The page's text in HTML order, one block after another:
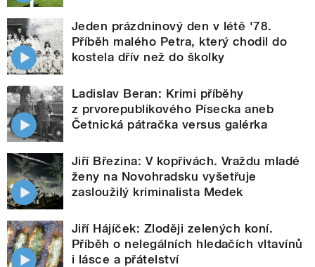
Jeden prázdninový den v létě '78.
Příběh malého Petra, který chodil do
kostela dřív než do školky
Ladislav Beran: Krimi příběhy
z prvorepublikového Písecka aneb
Četnická pátračka versus galérka
Jiří Březina: V kopřivách. Vraždu mladé
ženy na Novohradsku vyšetřuje
zasloužilý kriminalista Medek
Jiří Hájíček: Zloději zelených koní.
Příběh o nelegálních hledačích vltavínů
i lásce a přátelství